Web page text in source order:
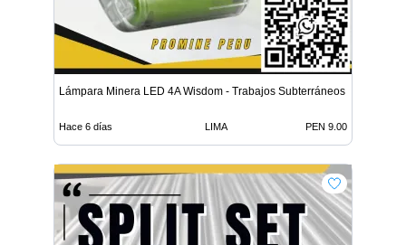
Lámpara Minera LED 4A Wisdom - Trabajos Subterráneos
Hace 6 días LIMA PEN 9.00